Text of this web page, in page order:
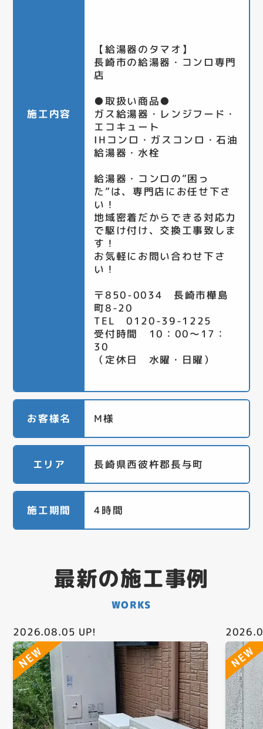
施工内容
【給湯器のタマオ】
長崎市の給湯器・コンロ専門
店
●取扱い商品●
ガス給湯器・レンジフード・
エコキュート
IHコンロ・ガスコンロ・石油
給湯器・水栓
給湯器・コンロの”困っ
た”は、専門店にお任せ下さ
い！
地域密着だからできる対応力
で駆け付け、交換工事致しま
す！
お気軽にお問い合わせ下さ
い！
〒850-0034 長崎市樺島
町8-20
TEL 0120-39-1225
受付時間 10：00～17：
30
（定休日 水曜・日曜）
お客様名 M様
エリア 長崎県西彼杵郡長与町
施工期間 4時間
最新の施工事例
WORKS
2026.08.05 UP!